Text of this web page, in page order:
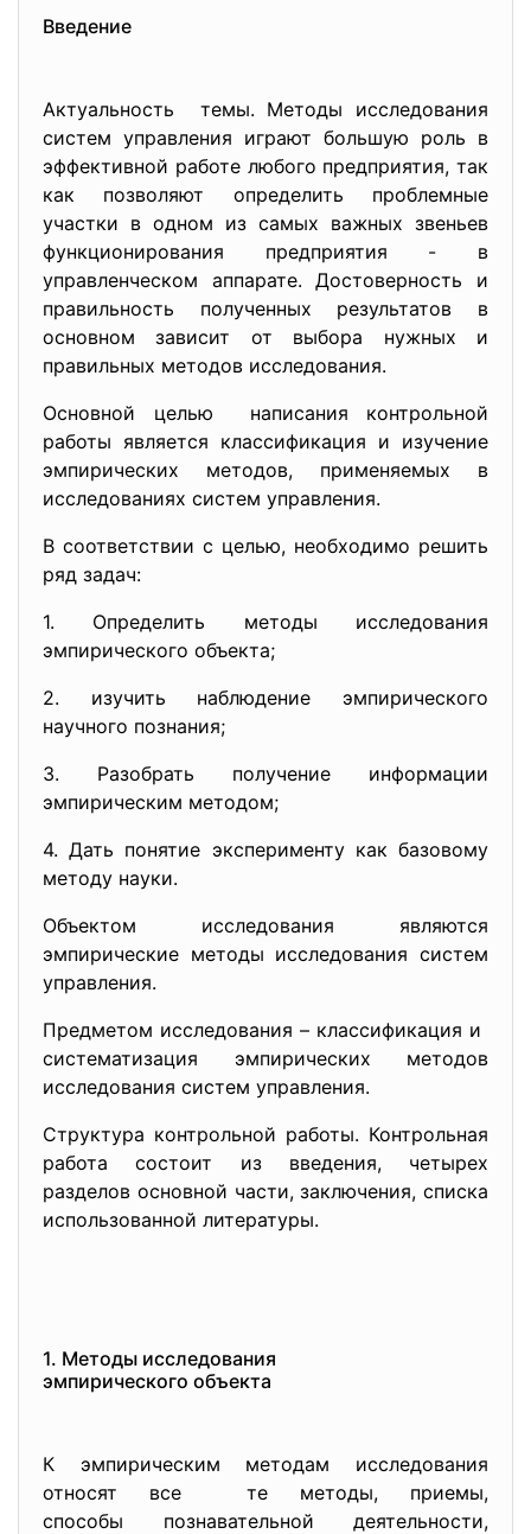
Введение
Актуальность темы. Методы исследования
систем управления играют большую роль в
эффективной работе любого предприятия, так
как позволяют определить проблемные
участки в одном из самых важных звеньев
функционирования предприятия - в
управленческом аппарате. Достоверность и
правильность полученных результатов в
основном зависит от выбора нужных и
правильных методов исследования.
Основной целью написания контрольной
работы является классификация и изучение
эмпирических методов, применяемых в
исследованиях систем управления.
В соответствии с целью, необходимо решить
ряд задач:
1. Определить методы исследования
эмпирического объекта;
2. изучить наблюдение эмпирического
научного познания;
3. Разобрать получение информации
эмпирическим методом;
4. Дать понятие эксперименту как базовому
методу науки.
Объектом исследования являются
эмпирические методы исследования систем
управления.
Предметом исследования – классификация и
систематизация эмпирических методов
исследования систем управления.
Структура контрольной работы. Контрольная
работа состоит из введения, четырех
разделов основной части, заключения, списка
использованной литературы.
1. Методы исследования
эмпирического объекта
К эмпирическим методам исследования
относят все те методы, приемы,
способы познавательной деятельности,